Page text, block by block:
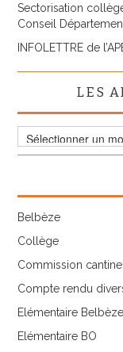
Sectorisation
Conseil
INFOLETTRE de
LES
Les
archives
Belbèze
Collège
Commission cantine
Compte rendu
Elémentaire Belbèze
Elémentaire BO